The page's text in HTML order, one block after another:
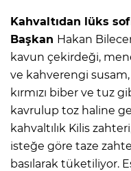
Kahvaltıdan lüks
Başkan Hakan
kavun çekirdeği,
ve kahverengi
kırmızı biber ve tuz
kavrulup toz haline
kahvaltılık Kilis
isteğe göre taze
basılarak tüketiliyor.